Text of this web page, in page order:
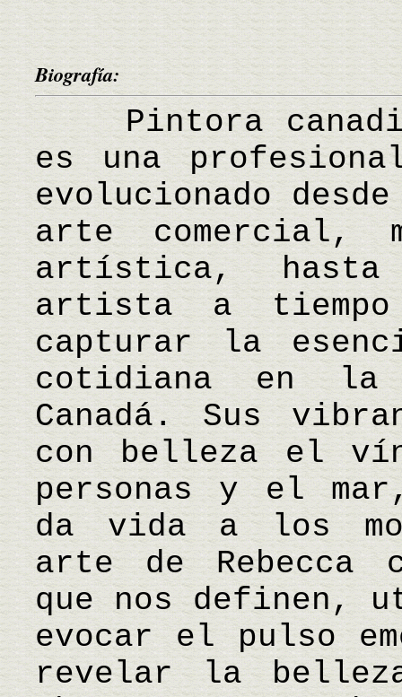
Biografía:
Pintora
es una
evolucionado
arte comercial,
artística, hasta
artista a tiempo
capturar la
cotidiana en la
Canadá. Sus
con belleza el
personas y el
da vida a los
arte de Rebecca
que nos definen,
evocar el pulso
revelar la